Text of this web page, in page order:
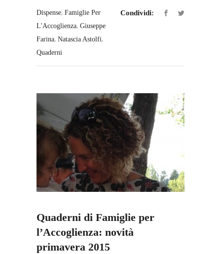
Dispense, Famiglie Per
L'Accoglienza, Giuseppe
Farina, Natascia Astolfi,
Quaderni
Condividi:
Quaderni di Famiglie per
l’Accoglienza: novità
primavera 2015